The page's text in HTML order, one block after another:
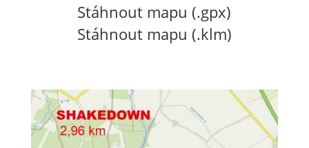
Stáhnout mapu (.gpx)
Stáhnout mapu (.klm)